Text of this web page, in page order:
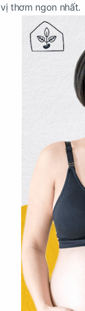
vị thơm ngon nhất.